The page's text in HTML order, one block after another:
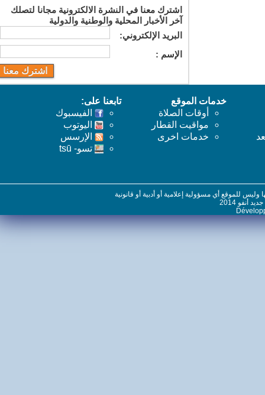
اشترك معنا في النشرة الالكترونية مجانا لتصلك
آخر الأخبار المحلية والوطنية والدولية
البريد اﻹلكتروني:
اﻹسم :
خدمات الموقع
أوقات الصلاة
مواقيت القطار
خدمات اخرى
تابعنا على:
الفيسبوك
اليوتوب
اﻹرسس
تسو- tsū
للموقع أي مسؤولية إعلامية أو أدبية أو قانونية
2014